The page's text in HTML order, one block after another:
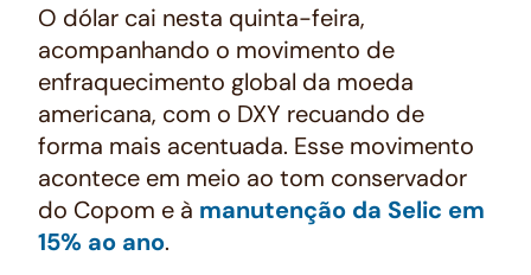
O dólar cai nesta quinta-feira,
acompanhando o movimento de
enfraquecimento global da moeda
americana, com o DXY recuando de
forma mais acentuada. Esse movimento
acontece em meio ao tom conservador
do Copom e à manutenção da Selic em
15% ao ano.